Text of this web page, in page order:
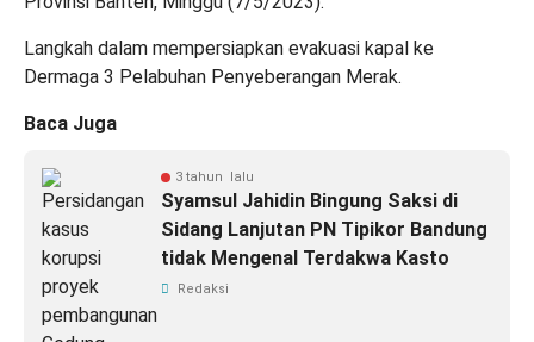
Langkah dalam mempersiapkan evakuasi kapal ke
Dermaga 3 Pelabuhan Penyeberangan Merak.
Baca Juga
3 tahun lalu
Syamsul Jahidin Bingung Saksi di
Sidang Lanjutan PN Tipikor Bandung
tidak Mengenal Terdakwa Kasto
Redaksi